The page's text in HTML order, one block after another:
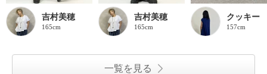
吉村美穂
165cm
吉村美穂
165cm
クッキー
157cm
一覧を見る